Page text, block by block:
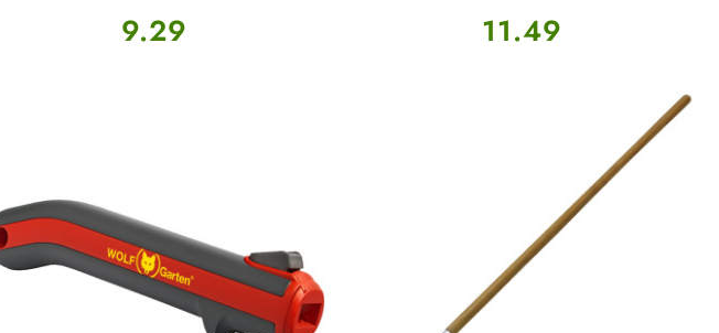
Cena:
9.29 Cena:
11.49